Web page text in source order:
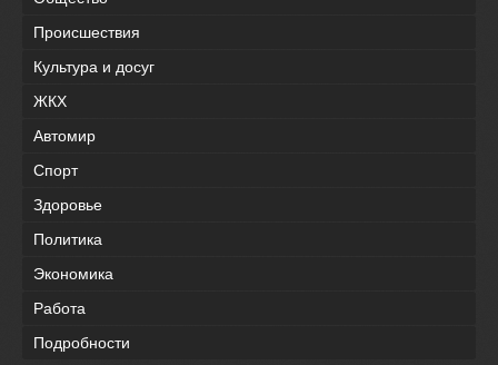
Происшествия
Культура и досуг
ЖКХ
Автомир
Спорт
Здоровье
Политика
Экономика
Работа
Подробности